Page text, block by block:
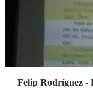
Felip Rodríguez -